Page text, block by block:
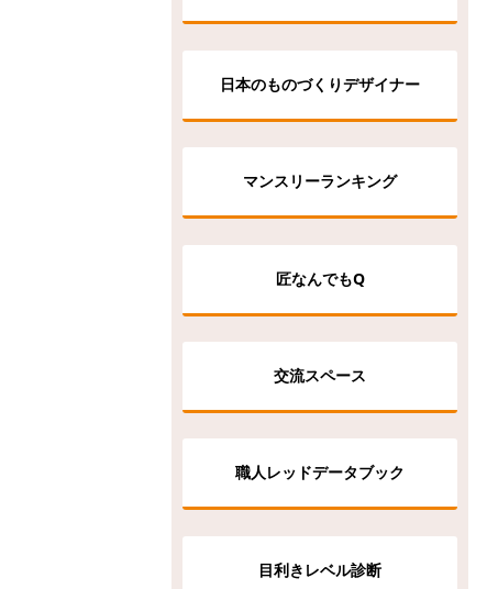
日本のものづくりデザイナー
マンスリーランキング
匠なんでもQ
交流スペース
職人レッドデータブック
目利きレベル診断